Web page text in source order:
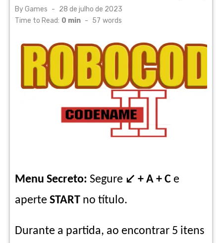
ByGames
Posted
on
28 de julho de 2023
Time to Read: 0 min - 57 words
Menu Secreto: Segure ↙ + A + C e
aperte START no título.
Durante a partida, ao encontrar 5 itens